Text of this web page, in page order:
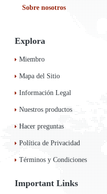
Sobre nosotros
Explora
Miembro
Mapa del Sitio
Información Legal
Nuestros productos
Hacer preguntas
Política de Privacidad
Términos y Condiciones
Important Links